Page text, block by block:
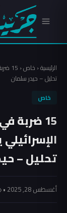
الرئيسية‹ خاص‹
15
تحليل – حيدر سلمان
خاص
15 ضربة
تحليل –
أغسطس 28, 2025 •